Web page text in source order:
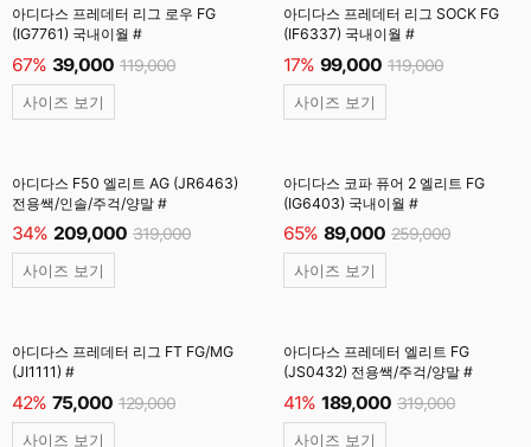
아디다스 프레데터 리그 로우 FG
(IG7761) 국내이월 #
67% 39,000 119,000
사이즈 보기
아디다스 프레데터 리그 SOCK FG
(IF6337) 국내이월 #
17% 99,000 119,000
사이즈 보기
아디다스 F50 엘리트 AG (JR6463)
전용쌕/인솔/주걱/양말 #
34% 209,000 319,000
사이즈 보기
아디다스 코파 퓨어 2 엘리트 FG
(IG6403) 국내이월 #
65% 89,000 259,000
사이즈 보기
아디다스 프레데터 리그 FT FG/MG
(JI1111) #
42% 75,000 129,000
사이즈 보기
아디다스 프레데터 엘리트 FG
(JS0432) 전용쌕/주걱/양말 #
41% 189,000 319,000
사이즈 보기